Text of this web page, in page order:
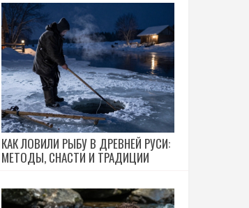
КАК ЛОВИЛИ РЫБУ В ДРЕВНЕЙ РУСИ:
МЕТОДЫ, СНАСТИ И ТРАДИЦИИ